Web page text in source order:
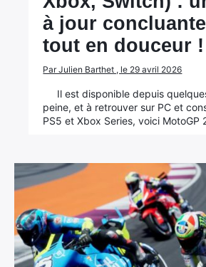
à jour
tout en douceur !
Par Julien Barthet , le 29 avril 2026
Il est disponible depuis
peine, et à retrouver sur PC et
PS5 et Xbox Series, voici MotoGP